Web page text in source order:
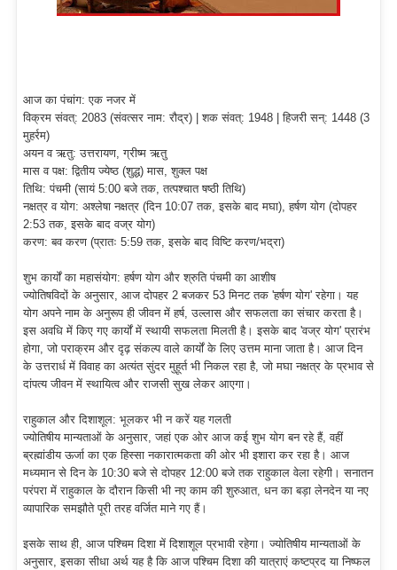
आज का पंचांग: एक नजर में
विक्रम संवत्: 2083 (संवत्सर नाम: रौद्र) | शक संवत्: 1948 | हिजरी सन्: 1448 (3
मुहर्रम)
अयन व ऋतु: उत्तरायण, ग्रीष्म ऋतु
मास व पक्ष: द्वितीय ज्येष्ठ (शुद्ध) मास, शुक्ल पक्ष
तिथि: पंचमी (सायं 5:00 बजे तक, तत्पश्चात षष्ठी तिथि)
नक्षत्र व योग: अश्लेषा नक्षत्र (दिन 10:07 तक, इसके बाद मघा), हर्षण योग (दोपहर
2:53 तक, इसके बाद वज्र योग)
करण: बव करण (प्रातः 5:59 तक, इसके बाद विष्टि करण/भद्रा)
शुभ कार्यों का महासंयोग: हर्षण योग और श्रुति पंचमी का आशीष
ज्योतिषविदों के अनुसार, आज दोपहर 2 बजकर 53 मिनट तक 'हर्षण योग' रहेगा। यह
योग अपने नाम के अनुरूप ही जीवन में हर्ष, उल्लास और सफलता का संचार करता है।
इस अवधि में किए गए कार्यों में स्थायी सफलता मिलती है। इसके बाद 'वज्र योग' प्रारंभ
होगा, जो पराक्रम और दृढ़ संकल्प वाले कार्यों के लिए उत्तम माना जाता है। आज दिन
के उत्तरार्ध में विवाह का अत्यंत सुंदर मुहूर्त भी निकल रहा है, जो मघा नक्षत्र के प्रभाव से
दांपत्य जीवन में स्थायित्व और राजसी सुख लेकर आएगा।
राहुकाल और दिशाशूल: भूलकर भी न करें यह गलती
ज्योतिषीय मान्यताओं के अनुसार, जहां एक ओर आज कई शुभ योग बन रहे हैं, वहीं
ब्रह्मांडीय ऊर्जा का एक हिस्सा नकारात्मकता की ओर भी इशारा कर रहा है। आज
मध्यमान से दिन के 10:30 बजे से दोपहर 12:00 बजे तक राहुकाल वेला रहेगी। सनातन
परंपरा में राहुकाल के दौरान किसी भी नए काम की शुरुआत, धन का बड़ा लेनदेन या नए
व्यापारिक समझौते पूरी तरह वर्जित माने गए हैं।
इसके साथ ही, आज पश्चिम दिशा में दिशाशूल प्रभावी रहेगा। ज्योतिषीय मान्यताओं के
अनुसार, इसका सीधा अर्थ यह है कि आज पश्चिम दिशा की यात्राएं कष्टप्रद या निष्फल